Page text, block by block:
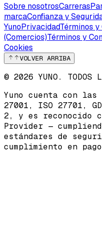
Sobre nosotrosCarreras
marcaConfianza y
YunoPrivacidadTérminos y
(Comercios)Términos y
Cookies
VOLVER ARRIBA
© 2026 YUNO. TODOS
Yuno cuenta con
27001, ISO 27701,
2, y es reconocido
Provider —
estándares de
cumplimiento en